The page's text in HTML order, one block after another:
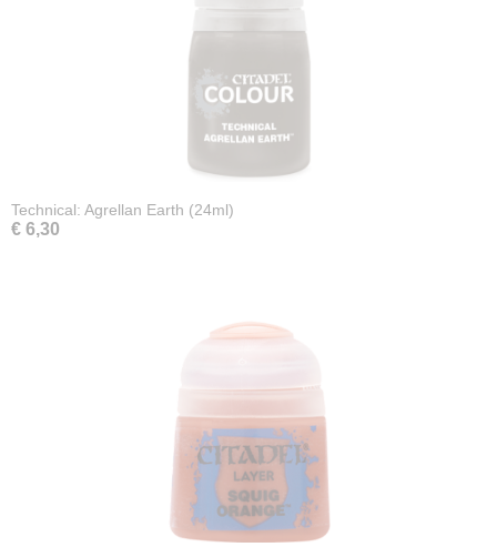
Technical: Agrellan Earth (24ml)
€ 6,30